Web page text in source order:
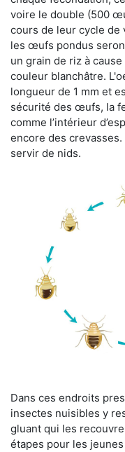
voire le double (500
cours de leur cycle de
les œufs pondus
un grain de riz à
couleur blanchâtre.
longueur de 1 mm et
sécurité des œufs, la
comme l’intérieur
encore des
servir de nids.
Dans ces endroits
insectes nuisibles y
gluant qui les
étapes pour les